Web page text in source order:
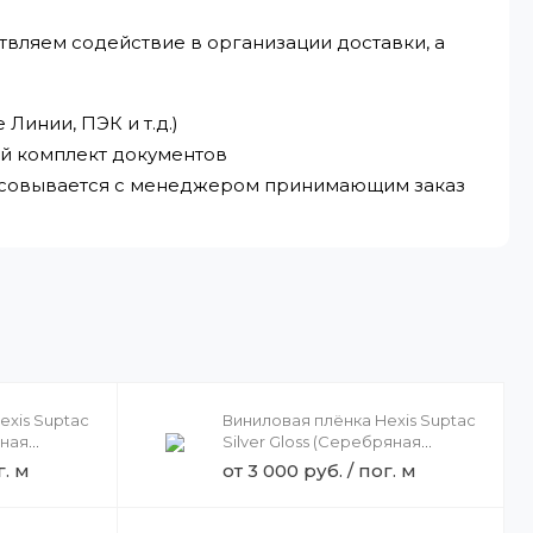
содействие в организации доставки, а
Линии, ПЭК и т.д.)
комплект документов
с менеджером принимающим заказ
Suptac
м
Виниловая плёнка Hexis Suptac
Silver Gloss (Серебряная
глянцевая) HXS5877B, 1.52
от 3 000 руб. / пог. м